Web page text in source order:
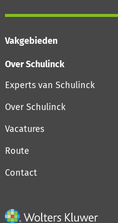
Vakgebieden
Over Schulinck
Experts van Schulinck
Over Schulinck
Vacatures
Route
Contact